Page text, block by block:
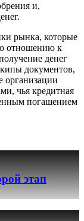
и,
рынка, которые
отношению к
денег
документов,
организации
чья кредитная
погашением
этап